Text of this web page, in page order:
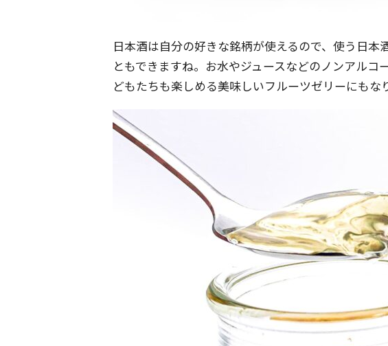
日本酒は自分の好きな銘柄が使えるので、使う日本
ともできますね。お水やジュースなどのノンアルコ
どもたちも楽しめる美味しいフルーツゼリーにもな